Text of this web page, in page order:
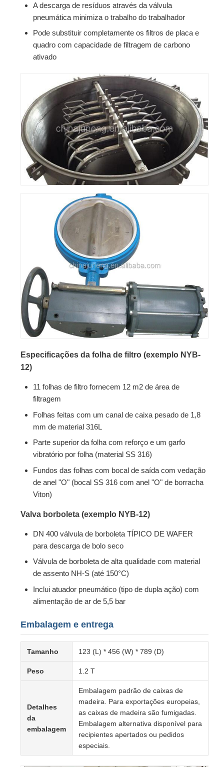
A descarga de resíduos através da válvula
pneumática minimiza o trabalho do trabalhador
Pode substituir completamente os filtros de placa e
quadro com capacidade de filtragem de carbono
ativado
Especificações da folha de filtro (exemplo NYB-
12)
11 folhas de filtro fornecem 12 m2 de área de
filtragem
Folhas feitas com um canal de caixa pesado de 1,8
mm de material 316L
Parte superior da folha com reforço e um garfo
vibratório por folha (material SS 316)
Fundos das folhas com bocal de saída com vedação
de anel "O" (bocal SS 316 com anel "O" de borracha
Viton)
Valva borboleta (exemplo NYB-12)
DN 400 válvula de borboleta TÍPICO DE WAFER
para descarga de bolo seco
Válvula de borboleta de alta qualidade com material
de assento NH-S (até 150°C)
Inclui atuador pneumático (tipo de dupla ação) com
alimentação de ar de 5,5 bar
Embalagem e entrega
Tamanho 123 (L) * 456 (W) * 789 (D)
Peso 1.2 T
Detalhes
da
embalagem
Embalagem padrão de caixas de
madeira. Para exportações europeias,
as caixas de madeira são fumigadas.
Embalagem alternativa disponível para
recipientes apertados ou pedidos
especiais.